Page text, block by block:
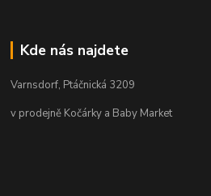
Kde nás najdete
Varnsdorf, Ptáčnická 3209
v prodejně Kočárky a Baby Market